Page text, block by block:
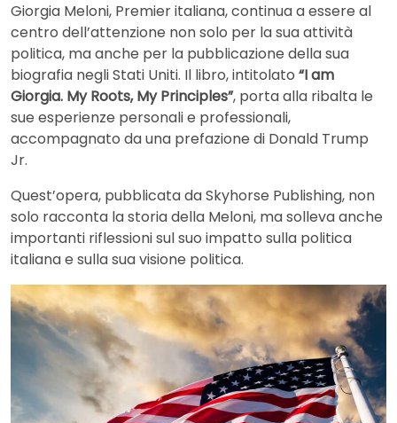
Giorgia Meloni, Premier italiana, continua a essere al
centro dell’attenzione non solo per la sua attività
politica, ma anche per la pubblicazione della sua
biografia negli Stati Uniti. Il libro, intitolato “I am
Giorgia. My Roots, My Principles”, porta alla ribalta le
sue esperienze personali e professionali,
accompagnato da una prefazione di Donald Trump
Jr.
Quest’opera, pubblicata da Skyhorse Publishing, non
solo racconta la storia della Meloni, ma solleva anche
importanti riflessioni sul suo impatto sulla politica
italiana e sulla sua visione politica.